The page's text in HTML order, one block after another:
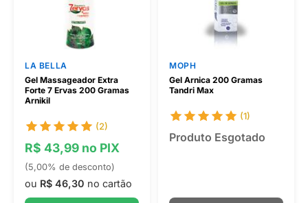
LA BELLA
Gel Massageador Extra
Forte 7 Ervas 200 Gramas
Arnikil
(2)
R$ 43,99 no PIX
(5,00% de desconto)
ou R$ 46,30 no cartão
MOPH
Gel Arnica 200 Gramas
Tandri Max
(1)
Produto Esgotado